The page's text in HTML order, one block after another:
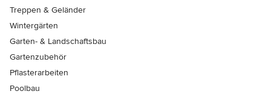
Treppen & Geländer
Wintergärten
Garten- & Landschaftsbau
Gartenzubehör
Pflasterarbeiten
Poolbau